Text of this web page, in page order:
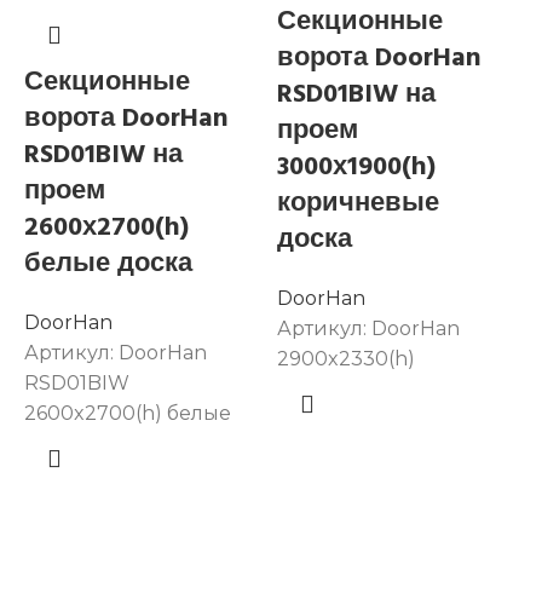
Секционные
ворота DoorHan
RSD01BIW на
проем
2600х2700(h)
белые доска
DoorHan
Артикул: DoorHan
RSD01BIW
2600x2700(h) белые
Секционные
ворота DoorHan
RSD01BIW на
проем
3000х1900(h)
коричневые
доска
DoorHan
Артикул: DoorHan
2900x2330(h)